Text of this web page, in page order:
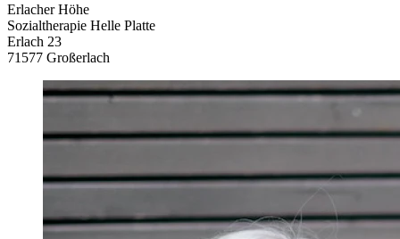
Erlacher Höhe
Sozialtherapie Helle Platte
Erlach 23
71577 Großerlach